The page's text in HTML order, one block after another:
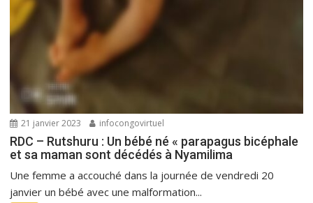
21 janvier 2023 infocongovirtuel
RDC – Rutshuru : Un bébé né « parapagus bicéphale
et sa maman sont décédés à Nyamilima
Une femme a accouché dans la journée de vendredi 20
janvier un bébé avec une malformation...